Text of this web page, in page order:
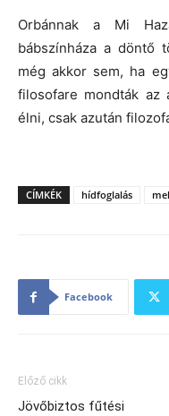
Orbánnak a Mi
bábszínháza a döntő
még akkor sem, ha
filosofare mondták az
élni, csak azután
CÍMKÉK hídfoglalás
Facebook
Előző cikk
Jövőbiztos fűtési